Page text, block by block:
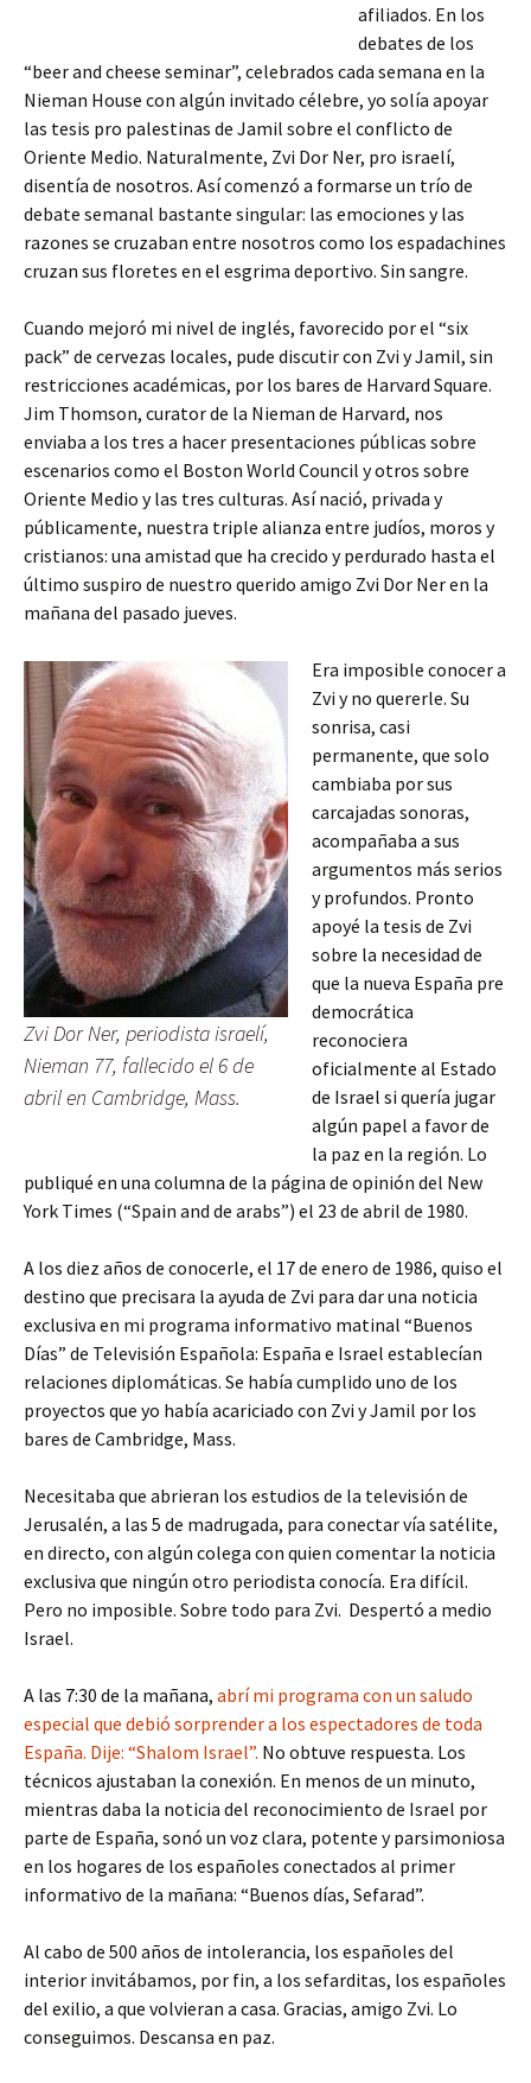
afiliados. En los
debates de los
“beer and cheese seminar”, celebrados cada semana en la
Nieman House con algún invitado célebre, yo solía apoyar
las tesis pro palestinas de Jamil sobre el conflicto de
Oriente Medio. Naturalmente, Zvi Dor Ner, pro israelí,
disentía de nosotros. Así comenzó a formarse un trío de
debate semanal bastante singular: las emociones y las
razones se cruzaban entre nosotros como los espadachines
cruzan sus floretes en el esgrima deportivo. Sin sangre.
Cuando mejoró mi nivel de inglés, favorecido por el “six
pack” de cervezas locales, pude discutir con Zvi y Jamil, sin
restricciones académicas, por los bares de Harvard Square.
Jim Thomson, curator de la Nieman de Harvard, nos
enviaba a los tres a hacer presentaciones públicas sobre
escenarios como el Boston World Council y otros sobre
Oriente Medio y las tres culturas. Así nació, privada y
públicamente, nuestra triple alianza entre judíos, moros y
cristianos: una amistad que ha crecido y perdurado hasta el
último suspiro de nuestro querido amigo Zvi Dor Ner en la
mañana del pasado jueves.
Zvi Dor Ner, periodista israelí,
Nieman 77, fallecido el 6 de
abril en Cambridge, Mass.
Era imposible conocer a
Zvi y no quererle. Su
sonrisa, casi
permanente, que solo
cambiaba por sus
carcajadas sonoras,
acompañaba a sus
argumentos más serios
y profundos. Pronto
apoyé la tesis de Zvi
sobre la necesidad de
que la nueva España pre
democrática
reconociera
oficialmente al Estado
de Israel si quería jugar
algún papel a favor de
la paz en la región. Lo
publiqué en una columna de la página de opinión del New
York Times (“Spain and de arabs”) el 23 de abril de 1980.
A los diez años de conocerle, el 17 de enero de 1986, quiso el
destino que precisara la ayuda de Zvi para dar una noticia
exclusiva en mi programa informativo matinal “Buenos
Días” de Televisión Española: España e Israel establecían
relaciones diplomáticas. Se había cumplido uno de los
proyectos que yo había acariciado con Zvi y Jamil por los
bares de Cambridge, Mass.
Necesitaba que abrieran los estudios de la televisión de
Jerusalén, a las 5 de madrugada, para conectar vía satélite,
en directo, con algún colega con quien comentar la noticia
exclusiva que ningún otro periodista conocía. Era difícil.
Pero no imposible. Sobre todo para Zvi. Despertó a medio
Israel.
A las 7:30 de la mañana, abrí mi programa con un saludo
especial que debió sorprender a los espectadores de toda
España. Dije: “Shalom Israel”. No obtuve respuesta. Los
técnicos ajustaban la conexión. En menos de un minuto,
mientras daba la noticia del reconocimiento de Israel por
parte de España, sonó un voz clara, potente y parsimoniosa
en los hogares de los españoles conectados al primer
informativo de la mañana: “Buenos días, Sefarad”.
Al cabo de 500 años de intolerancia, los españoles del
interior invitábamos, por fin, a los sefarditas, los españoles
del exilio, a que volvieran a casa. Gracias, amigo Zvi. Lo
conseguimos. Descansa en paz.